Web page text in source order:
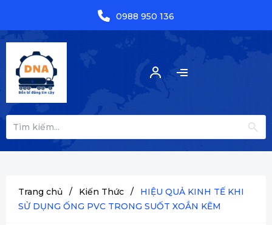
0988 950 136
Trang chủ / Kiến Thức /
HIỆU QUẢ KINH TẾ KHI
SỬ DỤNG ỐNG PVC TRONG SUỐT XOẮN KẼM